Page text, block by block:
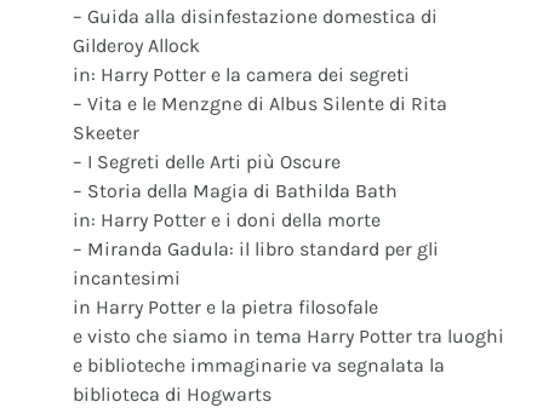
– Guida alla disinfestazione domestica di
Gilderoy Allock
in: Harry Potter e la camera dei segreti
– Vita e le Menzgne di Albus Silente di Rita
Skeeter
– I Segreti delle Arti più Oscure
– Storia della Magia di Bathilda Bath
in: Harry Potter e i doni della morte
– Miranda Gadula: il libro standard per gli
incantesimi
in Harry Potter e la pietra filosofale
e visto che siamo in tema Harry Potter tra luoghi
e biblioteche immaginarie va segnalata la
biblioteca di Hogwarts